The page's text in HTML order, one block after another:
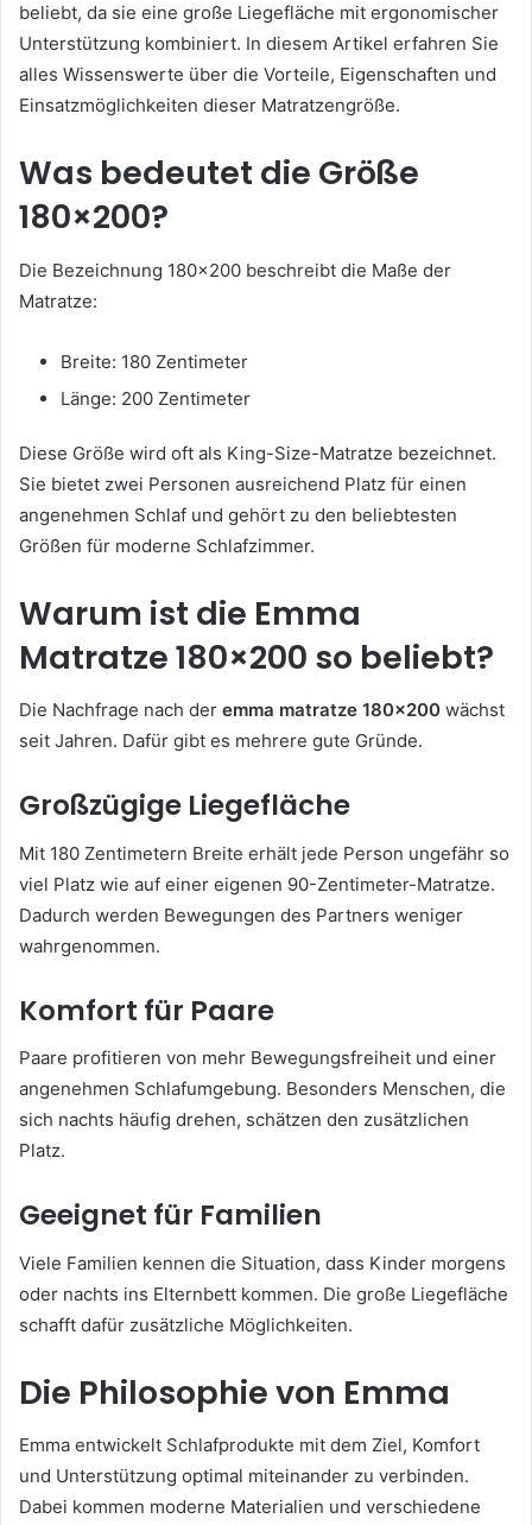
beliebt, da sie eine große Liegefläche mit ergonomischer
Unterstützung kombiniert. In diesem Artikel erfahren Sie
alles Wissenswerte über die Vorteile, Eigenschaften und
Einsatzmöglichkeiten dieser Matratzengröße.
Was bedeutet die Größe
180×200?
Die Bezeichnung 180×200 beschreibt die Maße der
Matratze:
Breite: 180 Zentimeter
Länge: 200 Zentimeter
Diese Größe wird oft als King-Size-Matratze bezeichnet.
Sie bietet zwei Personen ausreichend Platz für einen
angenehmen Schlaf und gehört zu den beliebtesten
Größen für moderne Schlafzimmer.
Warum ist die Emma
Matratze 180×200 so beliebt?
Die Nachfrage nach der emma matratze 180×200 wächst
seit Jahren. Dafür gibt es mehrere gute Gründe.
Großzügige Liegefläche
Mit 180 Zentimetern Breite erhält jede Person ungefähr so
viel Platz wie auf einer eigenen 90-Zentimeter-Matratze.
Dadurch werden Bewegungen des Partners weniger
wahrgenommen.
Komfort für Paare
Paare profitieren von mehr Bewegungsfreiheit und einer
angenehmen Schlafumgebung. Besonders Menschen, die
sich nachts häufig drehen, schätzen den zusätzlichen
Platz.
Geeignet für Familien
Viele Familien kennen die Situation, dass Kinder morgens
oder nachts ins Elternbett kommen. Die große Liegefläche
schafft dafür zusätzliche Möglichkeiten.
Die Philosophie von Emma
Emma entwickelt Schlafprodukte mit dem Ziel, Komfort
und Unterstützung optimal miteinander zu verbinden.
Dabei kommen moderne Materialien und verschiedene